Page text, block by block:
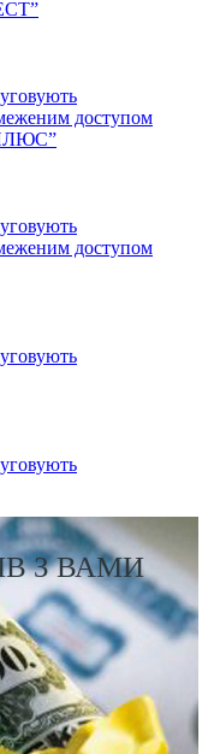
доступом
доступом
З ВАМИ